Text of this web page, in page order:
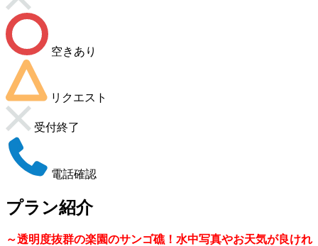
空きあり
リクエスト
受付終了
電話確認
プラン紹介
～透明度抜群の楽園のサンゴ礁！水中写真やお天気が良けれ